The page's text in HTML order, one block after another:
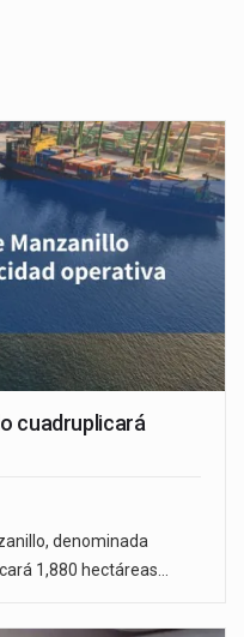
cuadruplicará
denominada
1,880 hectáreas…